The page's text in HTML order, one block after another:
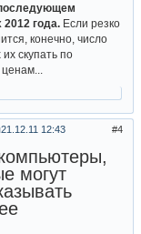
2012 года. Если резко
конечно, число
скупать по
4
21.12.11 12:43
могут